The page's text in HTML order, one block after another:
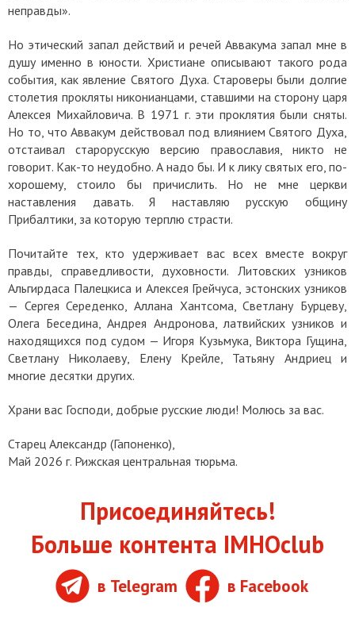
неправды».
Но этический запал действий и речей Аввакума запал мне в
душу именно в юности. Христиане описывают такого рода
события, как явление Святого Духа. Староверы были долгие
столетия прокляты никонианцами, ставшими на сторону царя
Алексея Михайловича. В 1971 г. эти проклятия были сняты.
Но то, что Аввакум действовал под влиянием Святого Духа,
отстаивал старорусскую версию православия, никто не
говорит. Как-то неудобно. А надо бы. И к лику святых его, по-
хорошему, стоило бы причислить. Но не мне церкви
наставления давать. Я наставляю русскую общину
Прибалтики, за которую терплю страсти.
Почитайте тех, кто удерживает вас всех вместе вокруг
правды, справедливости, духовности. Литовских узников
Альгирдаса Палецкиса и Алексея Грейчуса, эстонских узников
— Сергея Середенко, Аллана Хантсома, Светлану Бурцеву,
Олега Беседина, Андрея Андронова, латвийских узников и
находящихся под судом — Игоря Кузьмука, Виктора Гущина,
Светлану Николаеву, Елену Крейле, Татьяну Андриец и
многие десятки других.
Храни вас Господи, добрые русские люди! Молюсь за вас.
Старец Александр (Гапоненко),
Май 2026 г. Рижская центральная тюрьма.
Присоединяйтесь!
Больше контента IMHOclub
в Telegram в Facebook